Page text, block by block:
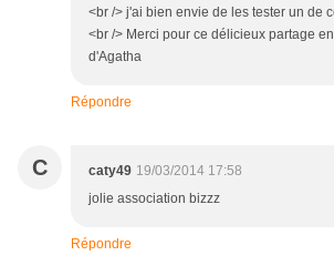
<br /> j'ai bien envie de les tester un de
<br /> Merci pour ce délicieux partage
d'Agatha
Répondre
C caty49 19/03/2014 17:58
jolie association bizzz
Répondre